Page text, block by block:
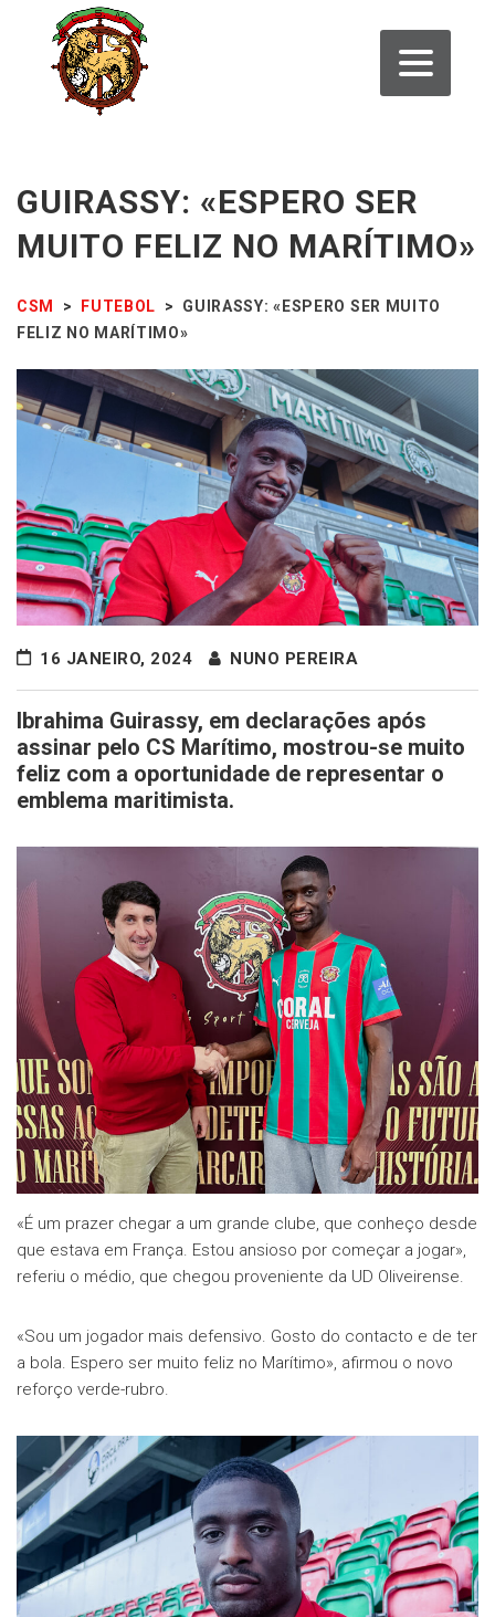
GUIRASSY: «ESPERO SER
MUITO FELIZ NO MARÍTIMO»
CSM > FUTEBOL >
GUIRASSY: «ESPERO SER MUITO
FELIZ NO MARÍTIMO»
16 JANEIRO, 2024 NUNO PEREIRA
Ibrahima Guirassy, em declarações após
assinar pelo CS Marítimo, mostrou-se muito
feliz com a oportunidade de representar o
emblema maritimista.
«É um prazer chegar a um grande clube, que conheço desde
que estava em França. Estou ansioso por começar a jogar»,
referiu o médio, que chegou proveniente da UD Oliveirense.
«Sou um jogador mais defensivo. Gosto do contacto e de ter
a bola. Espero ser muito feliz no Marítimo», afirmou o novo
reforço verde-rubro.